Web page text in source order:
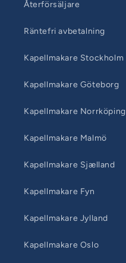
Återförsäljare
Räntefri avbetalning
Kapellmakare Stockholm
Kapellmakare Göteborg
Kapellmakare Norrköping
Kapellmakare Malmö
Kapellmakare Sjælland
Kapellmakare Fyn
Kapellmakare Jylland
Kapellmakare Oslo